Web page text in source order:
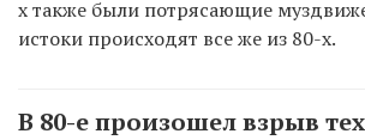
х также были потрясающие
истоки происходят все же из 80-х.
В 80-е произошел взрыв